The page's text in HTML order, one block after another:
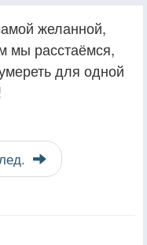
желанной,
мы расстаёмся,
для одной